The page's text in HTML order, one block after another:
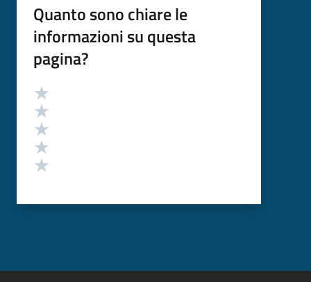
Quanto sono chiare le
informazioni su questa
pagina?
Valutazione